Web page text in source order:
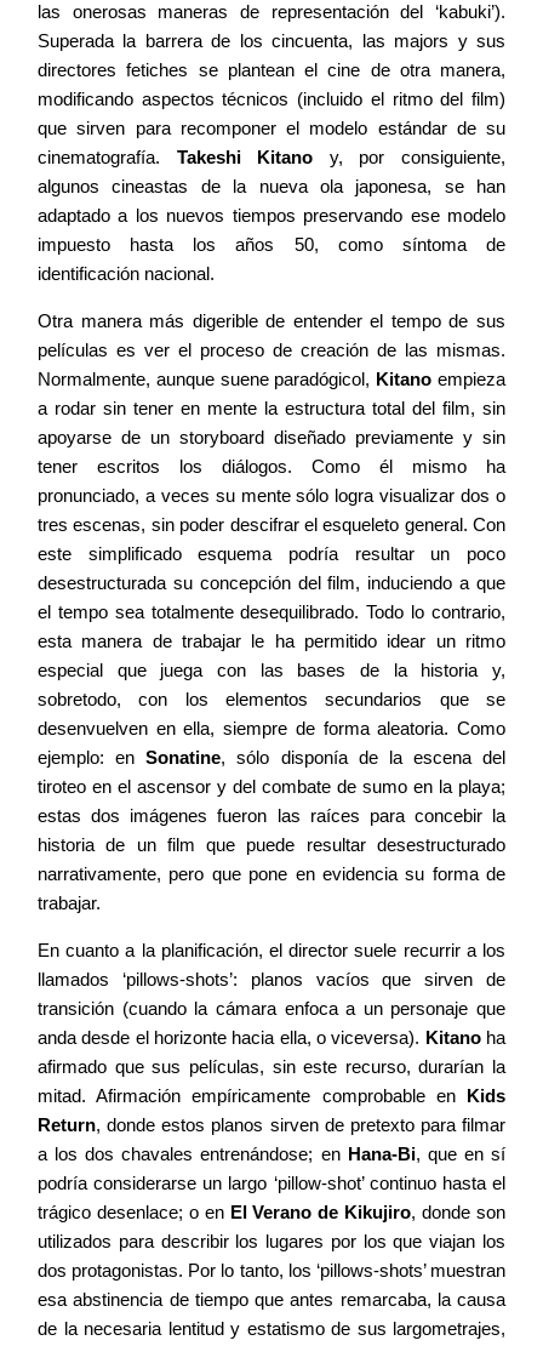
las onerosas maneras de representación del ‘kabuki’).
Superada la barrera de los cincuenta, las majors y sus
directores fetiches se plantean el cine de otra manera,
modificando aspectos técnicos (incluido el ritmo del film)
que sirven para recomponer el modelo estándar de su
cinematografía. Takeshi Kitano y, por consiguiente,
algunos cineastas de la nueva ola japonesa, se han
adaptado a los nuevos tiempos preservando ese modelo
impuesto hasta los años 50, como síntoma de
identificación nacional.
Otra manera más digerible de entender el tempo de sus
películas es ver el proceso de creación de las mismas.
Normalmente, aunque suene paradógicol, Kitano empieza
a rodar sin tener en mente la estructura total del film, sin
apoyarse de un storyboard diseñado previamente y sin
tener escritos los diálogos. Como él mismo ha
pronunciado, a veces su mente sólo logra visualizar dos o
tres escenas, sin poder descifrar el esqueleto general. Con
este simplificado esquema podría resultar un poco
desestructurada su concepción del film, induciendo a que
el tempo sea totalmente desequilibrado. Todo lo contrario,
esta manera de trabajar le ha permitido idear un ritmo
especial que juega con las bases de la historia y,
sobretodo, con los elementos secundarios que se
desenvuelven en ella, siempre de forma aleatoria. Como
ejemplo: enSonatine, sólo disponía de la escena del
tiroteo en el ascensor y del combate de sumo en la playa;
estas dos imágenes fueron las raíces para concebir la
historia de un film que puede resultar desestructurado
narrativamente, pero que pone en evidencia su forma de
trabajar.
En cuanto a la planificación, el director suele recurrir a los
llamados ‘pillows-shots’: planos vacíos que sirven de
transición (cuando la cámara enfoca a un personaje que
anda desde el horizonte hacia ella, o viceversa). Kitanoha
afirmado que sus películas, sin este recurso, durarían la
mitad. Afirmación empíricamente comprobable en Kids
Return, donde estos planos sirven de pretexto para filmar
a los dos chavales entrenándose; en Hana-Bi, que en sí
podría considerarse un largo ‘pillow-shot’ continuo hasta el
trágico desenlace; o en El Verano de Kikujiro, donde son
utilizados para describir los lugares por los que viajan los
dos protagonistas. Por lo tanto, los ‘pillows-shots’ muestran
esa abstinencia de tiempo que antes remarcaba, la causa
de la necesaria lentitud y estatismo de sus largometrajes,